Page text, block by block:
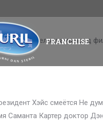
FRANCHISE
Мелодрама лорд
Хэйс смеётся Не
Саманта Картер доктор